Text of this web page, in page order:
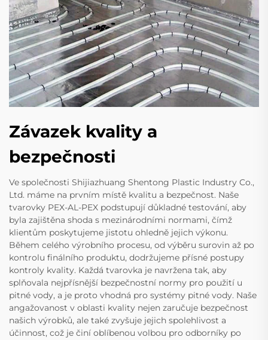
Závazek kvality a
bezpečnosti
Ve společnosti Shijiazhuang Shentong Plastic Industry Co.,
Ltd. máme na prvním místě kvalitu a bezpečnost. Naše
tvarovky PEX-AL-PEX podstupují důkladné testování, aby
byla zajištěna shoda s mezinárodními normami, čímž
klientům poskytujeme jistotu ohledně jejich výkonu.
Během celého výrobního procesu, od výběru surovin až po
kontrolu finálního produktu, dodržujeme přísné postupy
kontroly kvality. Každá tvarovka je navržena tak, aby
splňovala nejpřísnější bezpečnostní normy pro použití u
pitné vody, a je proto vhodná pro systémy pitné vody. Naše
angažovanost v oblasti kvality nejen zaručuje bezpečnost
našich výrobků, ale také zvyšuje jejich spolehlivost a
účinnost, což je činí oblíbenou volbou pro odborníky po